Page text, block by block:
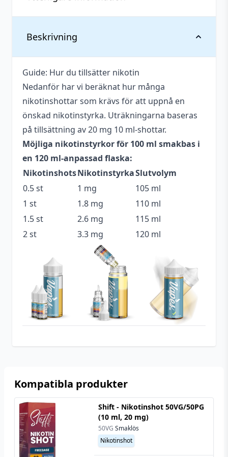
mängd
Beskrivning
Guide: Hur du tillsätter nikotin
Nedanför har vi beräknat hur många
nikotinshottar som krävs för att uppnå en
önskad nikotinstyrka. Uträkningarna baseras
på tillsättning av 20 mg 10 ml-shottar.
Möjliga nikotinstyrkor för 100 ml smakbas i
en 120 ml-anpassad flaska:
NikotinshotsNikotinstyrkaSlutvolym
0.5 st
1 mg
105 ml
1 st
1.8 mg
110 ml
1.5 st
2.6 mg
115 ml
2 st
3.3 mg 120 ml
Vikt
Serie
Holy Smokes
Anpassad för
nikotinstyrka
Upp till 3 mg
Antal ml
100 ml
Beskrivande
Mjölkig ,Söt,Tobak,
Blandning
70VG / 30PG
Flaskstorlek
120 ml
Innehåller
cooling
Nej
Mjölk
Holy Cow
Utrymme för
nikotinshots
20 ml (2 st)
Typ Shortfill
Kompatibla produkter
Shift - Nikotinshot 50VG/50PG
(10 ml, 20 mg)
50VG Smaklös
Nikotinshot